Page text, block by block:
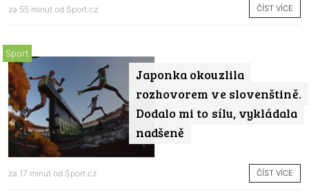
za 55 minut od Sport.cz ČÍST VÍCE
Japonka okouzlila
rozhovorem ve slovenštině.
Dodalo mi to sílu, vykládala
nadšeně
Sport
za 17 minut od Sport.cz ČÍST VÍCE